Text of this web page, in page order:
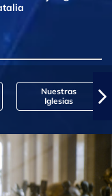
Nuestras
Iglesias